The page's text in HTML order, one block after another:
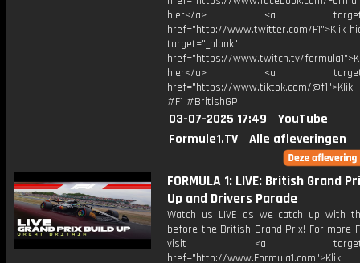
hier</a> <a
href="http://www.twitter.com/F1">Klik
target="_blank"
href="https://www.twitch.tv/
hier</a> <a
href="https://www.tiktok.com/
#F1 #BritishGP
03-07-2025 17:49
YouTube
Formule1.TV
Alle afleveringen
FORMULA 1: LIVE: British Grand
Up and Drivers Parade
Watch us LIVE as we catch up with
before the British Grand Prix! For more
visit <a
href="http://